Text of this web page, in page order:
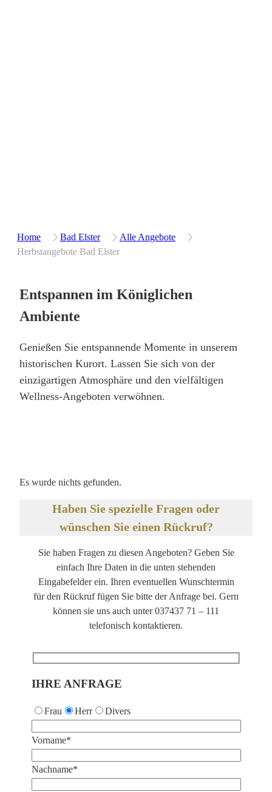
Home Bad Elster
Alle Angebote
Herbstangebote Bad Elster
Entspannen im Königlichen
Ambiente
Genießen Sie entspannende Momente in unserem
historischen Kurort. Lassen Sie sich von der
einzigartigen Atmosphäre und den vielfältigen
Wellness-Angeboten verwöhnen.
Es wurde nichts gefunden.
Haben Sie spezielle Fragen oder
wünschen Sie einen Rückruf?
Sie haben Fragen zu diesen Angeboten? Geben Sie
einfach Ihre Daten in die unten stehenden
Eingabefelder ein. Ihren eventuellen Wunschtermin
für den Rückruf fügen Sie bitte der Anfrage bei. Gern
können sie uns auch unter 037437 71 – 111
telefonisch kontaktieren.
IHRE ANFRAGE
Frau Herr Divers
Vorname*
Nachname*